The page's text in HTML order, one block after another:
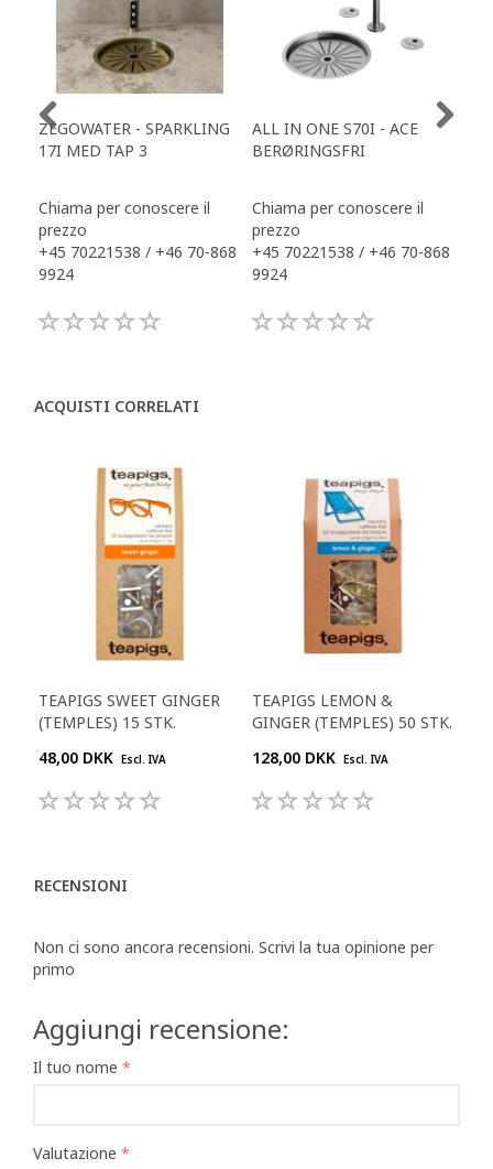
ZEGOWATER - SPARKLING
17I MED TAP 3
Chiama per conoscere il
prezzo
+45 70221538 / +46 70-868
9924
ALL IN ONE S70I - ACE
BERØRINGSFRI
Chiama per conoscere il
prezzo
+45 70221538 / +46 70-868
9924
ACQUISTI CORRELATI
TEAPIGS SWEET GINGER
(TEMPLES) 15 STK.
48,00 DKK Escl. IVA
TEAPIGS LEMON &
GINGER (TEMPLES) 50 STK.
128,00 DKK Escl. IVA
RECENSIONI
Non ci sono ancora recensioni. Scrivi la tua opinione per
primo
Aggiungi recensione:
Il tuo nome
Valutazione